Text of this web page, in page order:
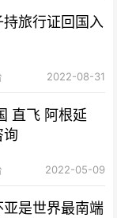
旅行证回国入
2022-08-31
直飞 阿根延
询
2022-05-09
是世界最南端